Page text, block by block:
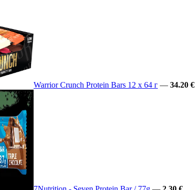
Warrior Crunch Protein Bars 12 x 64 г — 34.20 €